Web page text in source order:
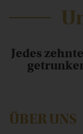
Jedes
ÜBER UNS